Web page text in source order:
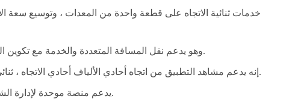
وهو يدعم نقل المسافة المتعددة والخدمة مع تكوين التضخيم البصري وتعويض الانتشار لتنفيذ الإرسال لمسافات طويلة.
إنه يدعم مشاهد التطبيق من اتجاه أحادي الألياف أحادي الاتجاه ، ثنائي الاتجاه أحادي الألياف أحادي الاتجاه ، وثنائي الألياف ثنائي الاتجاه.
يدعم منصة موحدة لإدارة الشبكة ويوفر قدرة مثالية لمراقبة الأداء في أداء الشبكات والمعدات.